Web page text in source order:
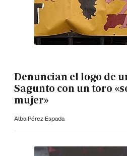
Denuncian el logo de
Sagunto con un toro
mujer»
Alba Pérez Espada